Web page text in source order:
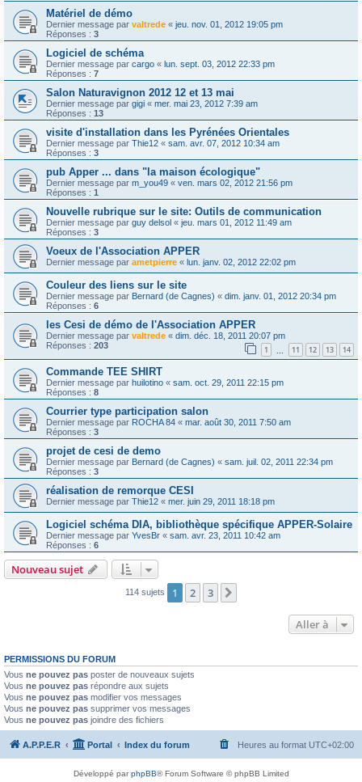
Matériel de démo
Dernier message par valtrede « jeu. nov. 01, 2012 19:05 pm
Réponses : 3
Logiciel de schéma
Dernier message par cargo « lun. sept. 03, 2012 22:33 pm
Réponses : 7
Salon Naturavignon 2012 12 et 13 mai
Dernier message par gigi « mer. mai 23, 2012 7:39 am
Réponses : 13
visite d'installation dans les Pyrénées Orientales
Dernier message par Thie12 « sam. avr. 07, 2012 10:34 am
Réponses : 3
pub Apper ... dans "la maison écologique"
Dernier message par m_you49 « ven. mars 02, 2012 21:56 pm
Réponses : 1
Nouvelle rubrique sur le site: Outils de communication
Dernier message par guy delsol « jeu. mars 01, 2012 11:49 am
Réponses : 3
Voeux de l'Association APPER
Dernier message par ametpierre « lun. janv. 02, 2012 22:02 pm
Couleur des liens sur le site
Dernier message par Bernard (de Cagnes) « dim. janv. 01, 2012 20:34 pm
Réponses : 6
les Cesi de démo de l'Association APPER
Dernier message par valtrede « dim. déc. 18, 2011 20:07 pm
Réponses : 203 1 11 12 13 14
Commande TEE SHIRT
Dernier message par huilotino « sam. oct. 29, 2011 22:15 pm
Réponses : 8
Courrier type participation salon
Dernier message par ROCHA 84 « mar. août 30, 2011 7:50 am
Réponses : 3
projet de cesi de demo
Dernier message par Bernard (de Cagnes) « sam. juil. 02, 2011 22:34 pm
Réponses : 3
réalisation de remorque CESI
Dernier message par Thie12 « mer. juin 29, 2011 18:18 pm
Logiciel schéma DIA, bibliothèque spécifique APPER-Solaire
Dernier message par YvesBr « sam. avr. 23, 2011 10:42 am
Réponses : 6
Nouveau sujet
114 sujets 1 2 3
Aller à
PERMISSIONS DU FORUM
Vous ne pouvez pas poster de nouveaux sujets
Vous ne pouvez pas répondre aux sujets
Vous ne pouvez pas modifier vos messages
Vous ne pouvez pas supprimer vos messages
Vous ne pouvez pas joindre des fichiers
A.P.P.E.R Portal Index du forum Heures au format UTC+02:00
Développé parphpBB® Forum Software © phpBB Limited